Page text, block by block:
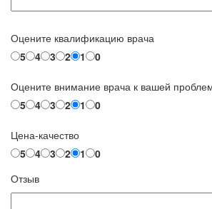
Оцените квалификацию врача
5
4 3 2 1 0
Оцените внимание врача к вашей
5
4 3 2 1 0
Цена-качество
5
4 3 2 1
0
Отзыв